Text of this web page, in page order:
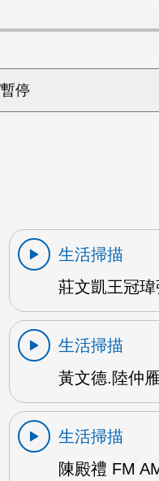
生活掃描
莊文凱王冠
生活掃描
黃文德.陸仲
生活掃描
陳殿禮 FM